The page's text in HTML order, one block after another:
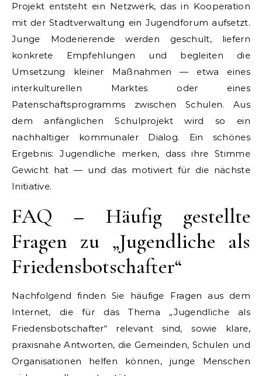
Projekt entsteht ein Netzwerk, das in Kooperation
mit der Stadtverwaltung ein Jugendforum aufsetzt.
Junge Moderierende werden geschult, liefern
konkrete Empfehlungen und begleiten die
Umsetzung kleiner Maßnahmen — etwa eines
interkulturellen Marktes oder eines
Patenschaftsprogramms zwischen Schulen. Aus
dem anfänglichen Schulprojekt wird so ein
nachhaltiger kommunaler Dialog. Ein schönes
Ergebnis: Jugendliche merken, dass ihre Stimme
Gewicht hat — und das motiviert für die nächste
Initiative.
FAQ – Häufig gestellte
Fragen zu „Jugendliche als
Friedensbotschafter“
Nachfolgend finden Sie häufige Fragen aus dem
Internet, die für das Thema „Jugendliche als
Friedensbotschafter“ relevant sind, sowie klare,
praxisnahe Antworten, die Gemeinden, Schulen und
Organisationen helfen können, junge Menschen